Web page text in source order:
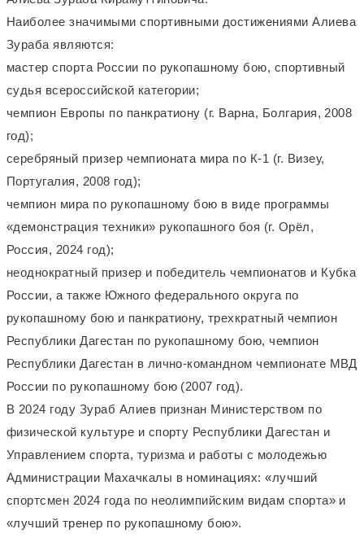
Наиболее значимыми спортивными достижениями Алиева
Зураба являются:
мастер спорта России по рукопашному бою, спортивный
судья всероссийской категории;
чемпион Европы по панкратиону (г. Варна, Болгария, 2008
год);
серебряный призер чемпионата мира по К-1 (г. Визеу,
Португалия, 2008 год);
чемпион мира по рукопашному бою в виде программы
«демонстрация техники» рукопашного боя (г. Орёл,
Россия, 2024 год);
неоднократный призер и победитель чемпионатов и Кубка
России, а также Южного федерального округа по
рукопашному бою и панкратиону, трехкратный чемпион
Республики Дагестан по рукопашному бою, чемпион
Республики Дагестан в лично-командном чемпионате МВД
России по рукопашному бою (2007 год).
В 2024 году Зураб Алиев признан Министерством по
физической культуре и спорту Республики Дагестан и
Управлением спорта, туризма и работы с молодежью
Администрации Махачкалы в номинациях: «лучший
спортсмен 2024 года по неолимпийским видам спорта» и
«лучший тренер по рукопашному бою».